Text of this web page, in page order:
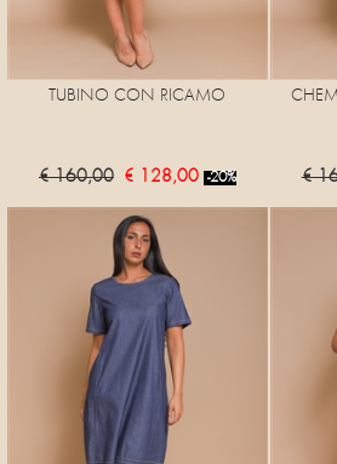
TUBINO CON RICAMO
€ 160,00 € 128,00 -20% €